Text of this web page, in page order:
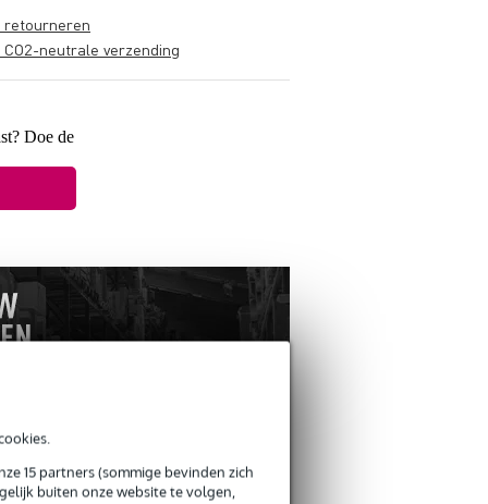
15 partners (sommige bevinden zich
buiten onze website te volgen,
retourneren
CO2-neutrale verzending
Doe de
ANDEREN KOCHTEN OOK